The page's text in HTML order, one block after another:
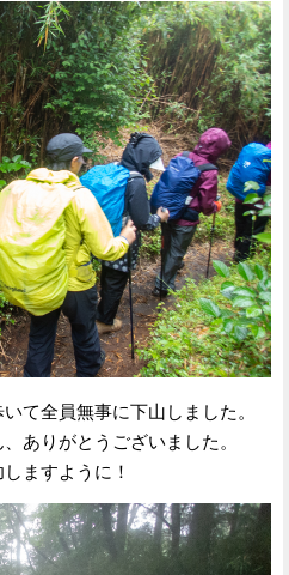
て全員無事に下山しました。
ありがとうございました。
ますように！